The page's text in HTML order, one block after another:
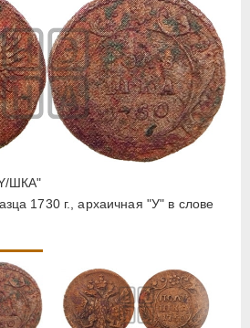
ШКА"
1730 г., архаичная "У" в слове
1796
1825
1881